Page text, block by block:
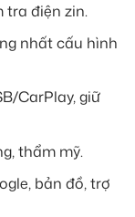
tra điện zin.
nhất cấu hình
CarPlay, giữ
thẩm mỹ.
bản đồ, trợ